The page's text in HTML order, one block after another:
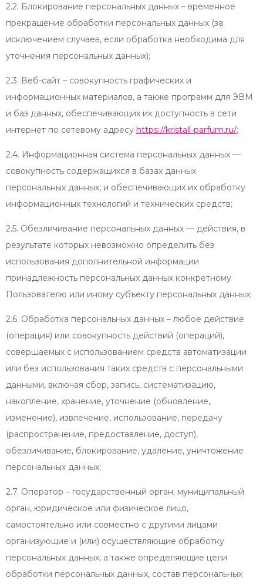
2.2. Блокирование персональных данных – временное
прекращение обработки персональных данных (за
исключением случаев, если обработка необходима для
уточнения персональных данных);
2.3. Веб-сайт – совокупность графических и
информационных материалов, а также программ для ЭВМ
и баз данных, обеспечивающих их доступность в сети
интернет по сетевому адресу https://kristall-parfum.ru/;
2.4. Информационная система персональных данных —
совокупность содержащихся в базах данных
персональных данных, и обеспечивающих их обработку
информационных технологий и технических средств;
2.5. Обезличивание персональных данных — действия, в
результате которых невозможно определить без
использования дополнительной информации
принадлежность персональных данных конкретному
Пользователю или иному субъекту персональных данных;
2.6. Обработка персональных данных – любое действие
(операция) или совокупность действий (операций),
совершаемых с использованием средств автоматизации
или без использования таких средств с персональными
данными, включая сбор, запись, систематизацию,
накопление, хранение, уточнение (обновление,
изменение), извлечение, использование, передачу
(распространение, предоставление, доступ),
обезличивание, блокирование, удаление, уничтожение
персональных данных;
2.7. Оператор – государственный орган, муниципальный
орган, юридическое или физическое лицо,
самостоятельно или совместно с другими лицами
организующие и (или) осуществляющие обработку
персональных данных, а также определяющие цели
обработки персональных данных, состав персональных